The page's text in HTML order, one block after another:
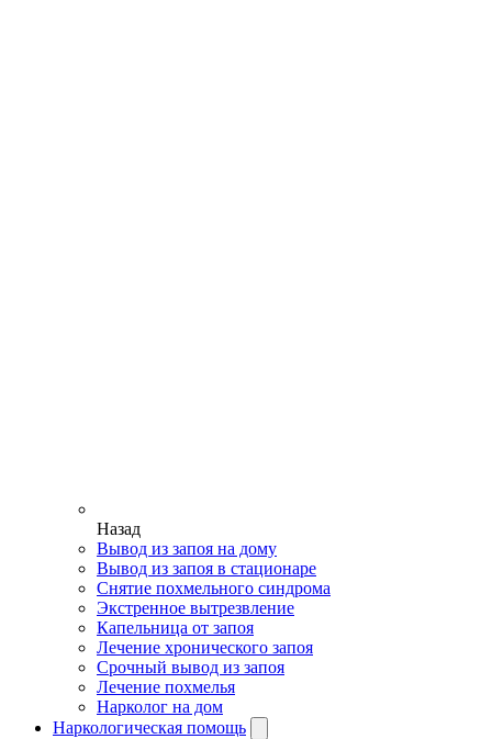
Назад
Вывод из запоя на дому
Вывод из запоя в стационаре
Снятие похмельного синдрома
Экстренное вытрезвление
Капельница от запоя
Лечение хронического запоя
Срочный вывод из запоя
Лечение похмелья
Нарколог на дом
Наркологическая помощь